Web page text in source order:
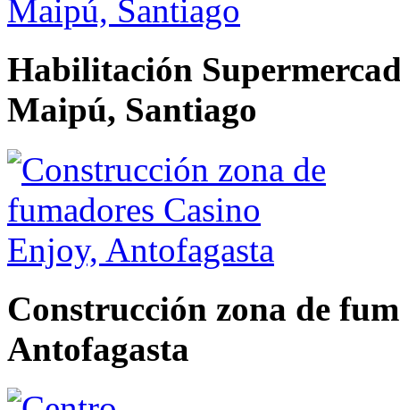
Habilitación
Maipú, Santiago
Construcción zona de
Antofagasta